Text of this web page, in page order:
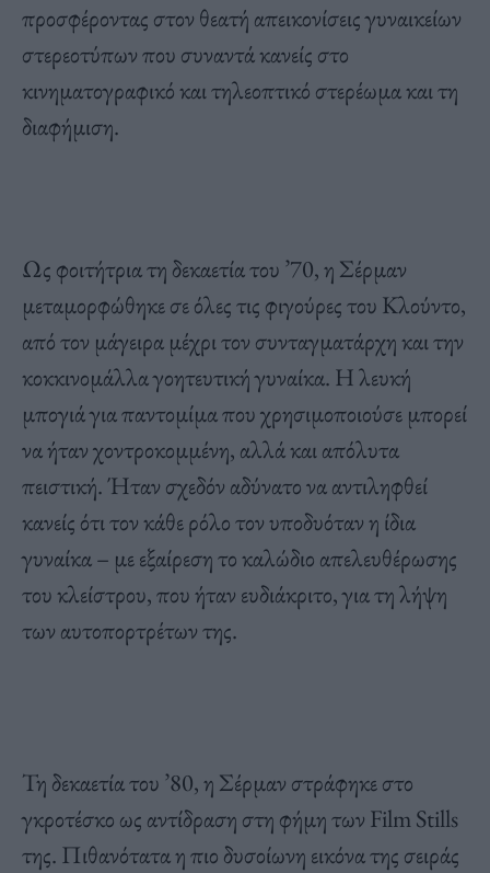
προσφέροντας στον θεατή απεικονίσεις γυναικείων
στερεοτύπων που συναντά κανείς στο
κινηματογραφικό και τηλεοπτικό στερέωμα και τη
διαφήμιση.
Ως φοιτήτρια τη δεκαετία του ’70, η Σέρμαν
μεταμορφώθηκε σε όλες τις φιγούρες του Κλούντο,
από τον μάγειρα μέχρι τον συνταγματάρχη και την
κοκκινομάλλα γοητευτική γυναίκα. Η λευκή
μπογιά για παντομίμα που χρησιμοποιούσε μπορεί
να ήταν χοντροκομμένη, αλλά και απόλυτα
πειστική. Ήταν σχεδόν αδύνατο να αντιληφθεί
κανείς ότι τον κάθε ρόλο τον υποδυόταν η ίδια
γυναίκα – με εξαίρεση το καλώδιο απελευθέρωσης
του κλείστρου, που ήταν ευδιάκριτο, για τη λήψη
των αυτοπορτρέτων της.
Τη δεκαετία του ’80, η Σέρμαν στράφηκε στο
γκροτέσκο ως αντίδραση στη φήμη των Film Stills
της. Πιθανότατα η πιο δυσοίωνη εικόνα της σειράς